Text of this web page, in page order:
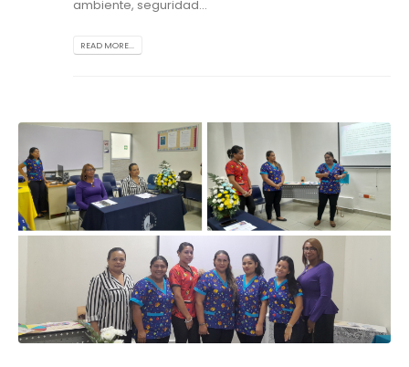
ambiente, seguridad...
READ MORE...